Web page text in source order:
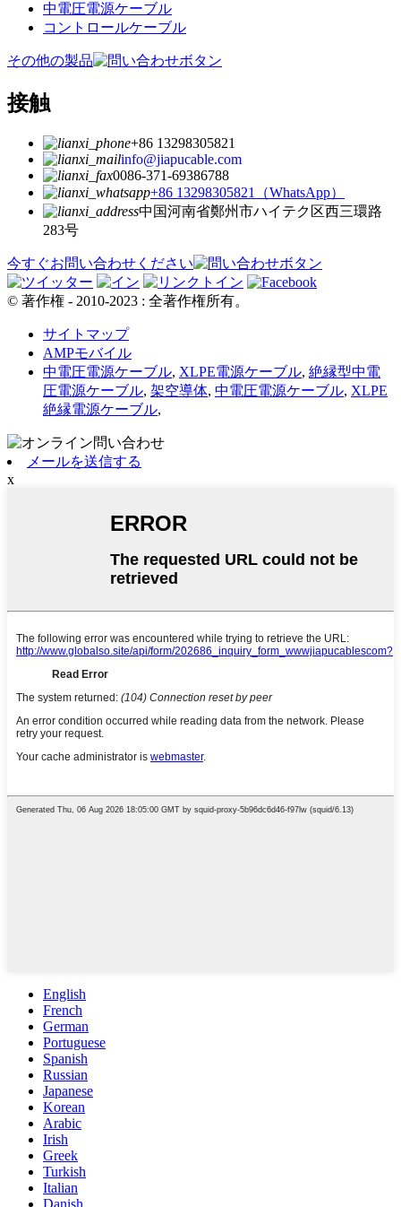
中電圧電源ケーブル
コントロールケーブル
その他の製品
接触
+86 13298305821
info@jiapucable.com
0086-371-69386788
+86 13298305821（WhatsApp）
中国河南省鄭州市ハイテク区西三環路
283号
今すぐお問い合わせください
© 著作権 - 2010-2023 : 全著作権所有。
サイトマップ
AMPモバイル
中電圧電源ケーブル, XLPE電源ケーブル, 絶縁型中電
圧電源ケーブル, 架空導体, 中電圧電源ケーブル, XLPE
絶縁電源ケーブル,
メールを送信する
x
English
French
German
Portuguese
Spanish
Russian
Japanese
Korean
Arabic
Irish
Greek
Turkish
Italian